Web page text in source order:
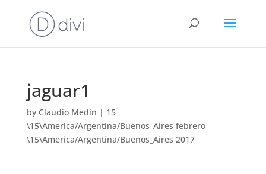
jaguar1
by Claudio Medin | 15
\15\America/Argentina/Buenos_Aires febrero
\15\America/Argentina/Buenos_Aires 2017